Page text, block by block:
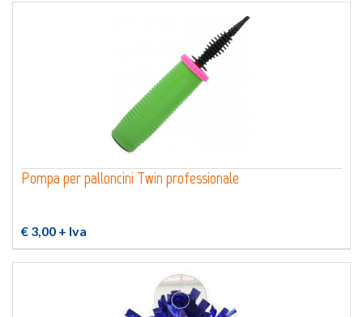
Pompa per palloncini Twin professionale
€ 3,00 + Iva